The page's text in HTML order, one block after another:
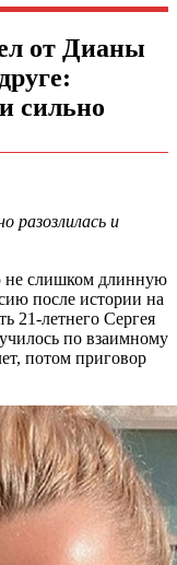
от Дианы
сильно
разозлилась и
не слишком длинную
после истории на
21-летнего Сергея
по взаимному
потом приговор